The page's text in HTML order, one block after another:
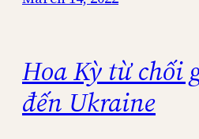
Hoa Kỳ từ chối
đến Ukraine